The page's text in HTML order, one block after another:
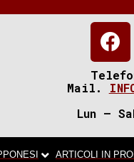
Mail.
Lun –
ARTICOLI IN